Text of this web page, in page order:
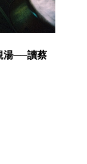
湯──讀蔡